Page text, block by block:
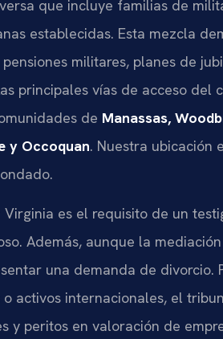
que incluye familias de
establecidas. Esta mezcla
militares, planes de
principales vías de acceso del
de Manassas,
y Occoquan. Nuestra ubicación
es el requisito de un
Además, aunque la
una demanda de divorcio.
activos internacionales, el
y peritos en valoración de